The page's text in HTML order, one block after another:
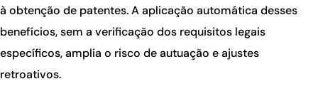
à obtenção de patentes. A aplicação automática desses
benefícios, sem a verificação dos requisitos legais
específicos, amplia o risco de autuação e ajustes
retroativos.